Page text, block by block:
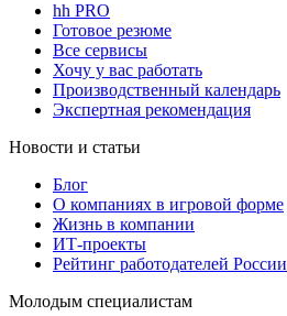
hh PRO
Готовое резюме
Все сервисы
Хочу у вас работать
Производственный календарь
Экспертная рекомендация
Новости и статьи
Блог
О компаниях в игровой форме
Жизнь в компании
ИТ-проекты
Рейтинг работодателей России
Молодым специалистам